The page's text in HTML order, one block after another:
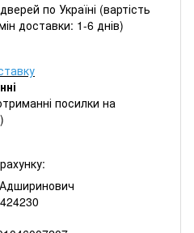
по Україні (вартість
доставки: 1-6 днів)
посилки на